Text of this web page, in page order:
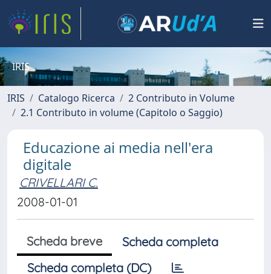
IRIS
IRIS Catalogo Ricerca
2 Contributo in Volume
2.1 Contributo in volume (Capitolo o Saggio)
Educazione ai media nell'era
digitale
CRIVELLARI C.
2008-01-01
Scheda breve
Scheda completa
Scheda completa (DC)